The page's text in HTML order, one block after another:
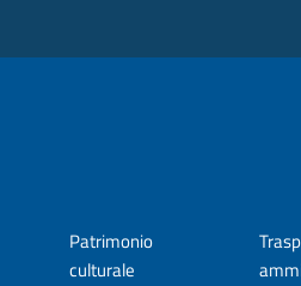
Patrimonio
culturale